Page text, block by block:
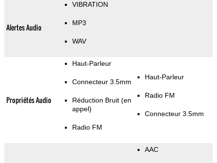
Alertes Audio
VIBRATION
MP3
WAV
Propriétés Audio
Haut-Parleur
Connecteur 3.5mm
Réduction Bruit (en
appel)
Radio FM
Haut-Parleur
Radio FM
Connecteur 3.5mm
AAC